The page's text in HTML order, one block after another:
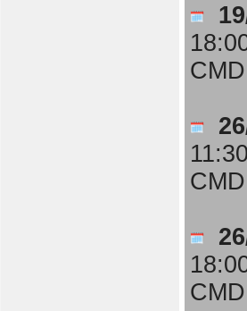
19/
26/
26/